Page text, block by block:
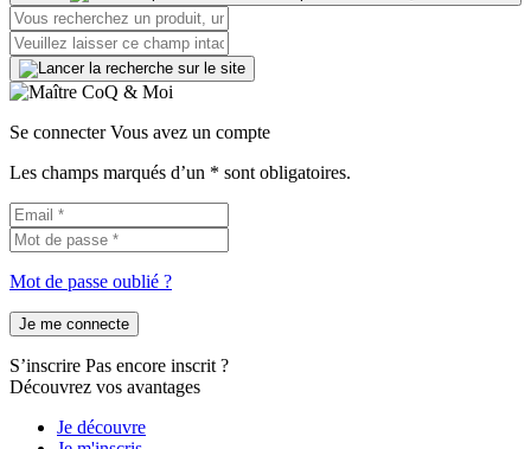
Se connecter Vous avez un compte
Les champs marqués d’un * sont obligatoires.
Mot de passe oublié ?
Je me connecte
S’inscrire Pas encore inscrit ?
Découvrez vos avantages
Je découvre